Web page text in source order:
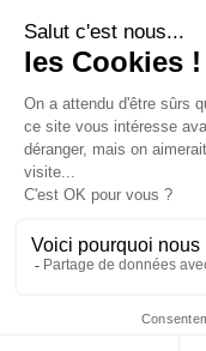
En poursuivant
acceptez